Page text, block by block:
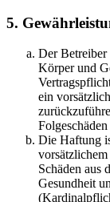
5.
Der Betreiber
Körper und
ein
Die Haftung
Schäden aus
Gesundheit